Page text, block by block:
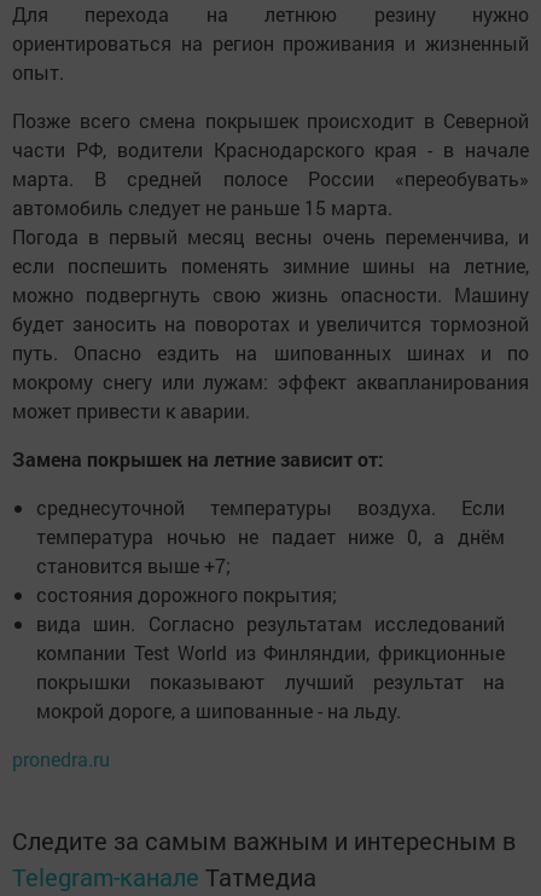
Для перехода на летнюю резину нужно
ориентироваться на регион проживания и жизненный
опыт.
Позже всего смена покрышек происходит в Северной
части РФ, водители Краснодарского края - в начале
марта. В средней полосе России «переобувать»
автомобиль следует не раньше 15 марта.
Погода в первый месяц весны очень переменчива, и
если поспешить поменять зимние шины на летние,
можно подвергнуть свою жизнь опасности. Машину
будет заносить на поворотах и увеличится тормозной
путь. Опасно ездить на шипованных шинах и по
мокрому снегу или лужам: эффект аквапланирования
может привести к аварии.
Замена покрышек на летние зависит от:
среднесуточной температуры воздуха. Если
температура ночью не падает ниже 0, а днём
становится выше +7;
состояния дорожного покрытия;
вида шин. Согласно результатам исследований
компании Test World из Финляндии, фрикционные
покрышки показывают лучший результат на
мокрой дороге, а шипованные - на льду.
pronedra.ru
Следите за самым важным и интересным в
Telegram-канале Татмедиа